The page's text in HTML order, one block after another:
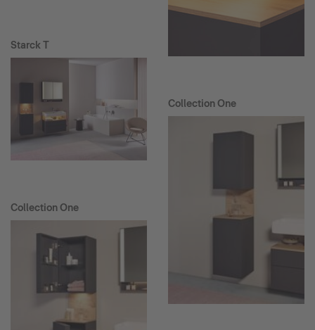
Starck T
Collection One
Collection One